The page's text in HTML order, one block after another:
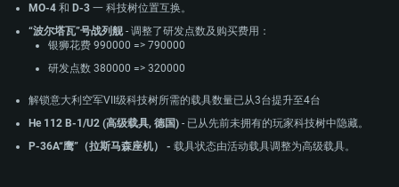
MO-4 和 D-3 一 科技树位置互换。
“波尔塔瓦”号战列舰- 调整了研发点数及购买费用：
银狮花费 990000 => 790000
研发点数 380000 => 320000
解锁意大利空军VII级科技树所需的载具数量已从3台提升至4台
He 112 B-1/U2 (高级载具, 德国) - 已从先前未拥有的玩家科技树中隐藏。
P-36A“鹰”（拉斯马森座机） - 载具状态由活动载具调整为高级载具。